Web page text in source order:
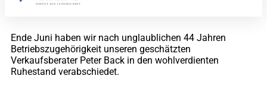
Ende Juni haben wir nach unglaublichen 44 Jahren
Betriebszugehörigkeit unseren geschätzten
Verkaufsberater Peter Back in den wohlverdienten
Ruhestand verabschiedet.